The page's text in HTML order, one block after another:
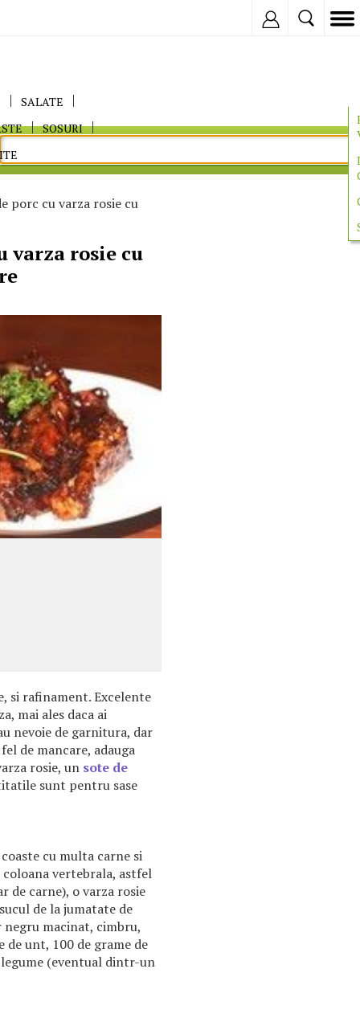
SALATE
SOSURI
porc cu varza rosie cu
varza rosie cu
si rafinament. Excelente
mai ales daca ai
nevoie de garnitura, dar
de mancare, adauga
rosie, un sote de
sunt pentru sase
cu multa carne si
vertebrala, astfel
de carne), o varza rosie
de la jumatate de
macinat, cimbru,
de unt, 100 de grame de
legume (eventual dintr-un